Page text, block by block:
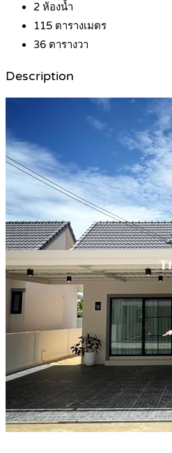
2 ห้องน้ำ
115 ตารางเมตร
36 ตารางวา
Description